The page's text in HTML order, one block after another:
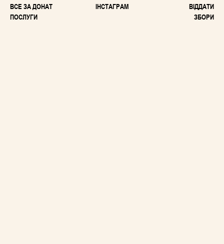
ВСЕ ЗА ДОНАТ ІНСТАГРАМ
ВІДДАТИ
ПОСЛУГИ
ЗБОРИ